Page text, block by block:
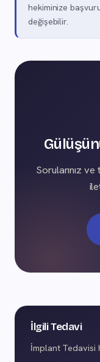
hekiminize
değişebilir.
Sorularınız
İlgili Tedavi
İmplant Tedavisi